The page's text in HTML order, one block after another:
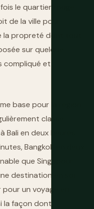
le quartier rouge
de la ville pour
propreté dont tout
sur quelque
compliqué et
base pour la région.
classé
en deux heures
Bangkok en deux
que Singapour
destination en soi
un voyage en
la façon dont